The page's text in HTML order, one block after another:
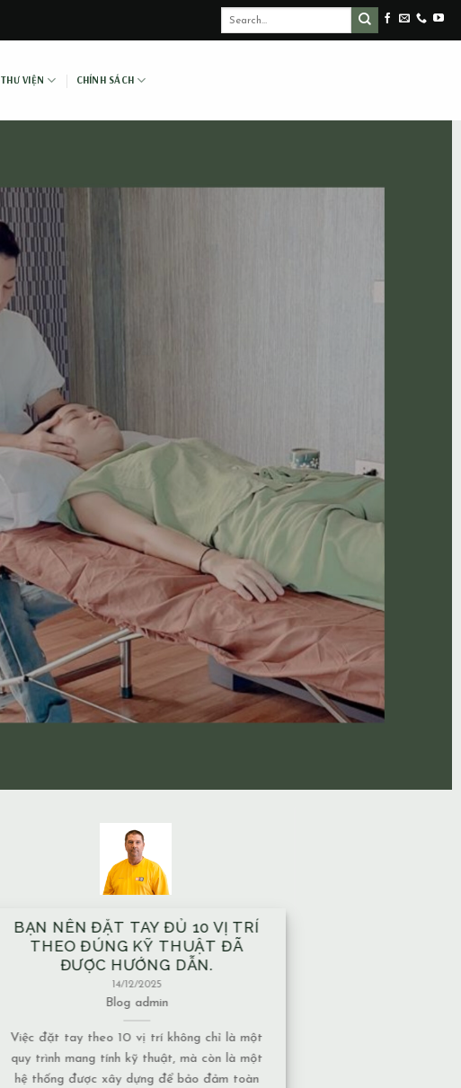
THƯ VIỆN CHÍNH SÁCH
NHÀ XÂY TRÊN MẠCH NƯỚC
NGẦM CÓ ẢNH HƯỞNG GÌ VỀ
MẶT NĂNG LƯỢNG KHÔNG?
13/12/2025
Blogadmin
Mạch nước ngầm có nhiều dạng khác nhau,
và mức độ ảnh hưởng về năng lượng cũng
phụ thuộc vào tính chất của nguồn nước: 1.